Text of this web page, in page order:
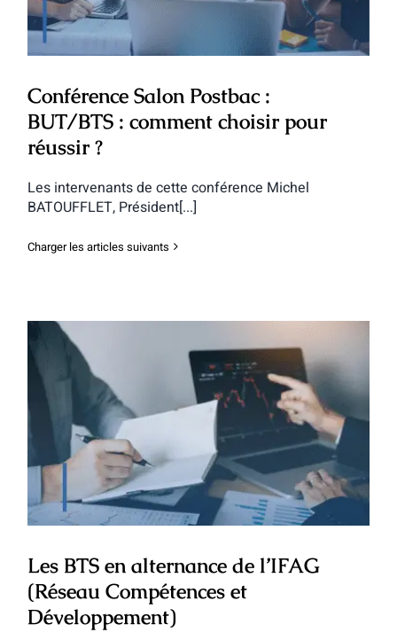
Conférence Salon Postbac :
BUT/BTS : comment choisir pour
réussir ?
Les intervenants de cette conférence Michel
BATOUFFLET, Président[...]
Charger les articles suivants
Les BTS en alternance de l’IFAG
(Réseau Compétences et
Développement)
Les BTS en alternance de l’IFAG
(Réseau Compétences et
Développement)